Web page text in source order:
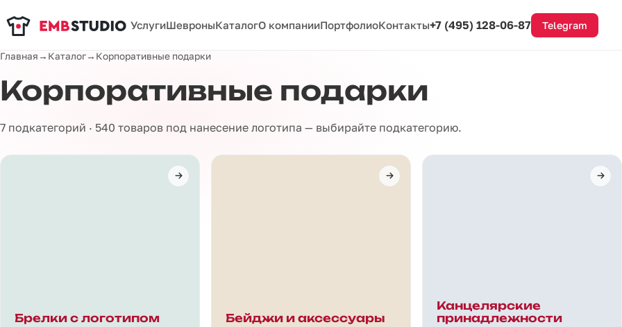
УслугиШевроныКаталогО компанииПортфолиоКонтакты+7 (495) 128-06-87 Telegram
Главная→ Каталог→ Корпоративные подарки
Корпоративные подарки
7 подкатегорий · 540 товаров под нанесение логотипа — выбирайте подкатегорию.
Брелки с логотипом Бейджи и аксессуары
Канцелярские
принадлежности